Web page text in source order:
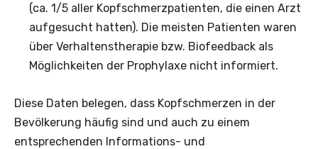
(ca. 1/5 aller Kopfschmerzpatienten, die einen Arzt
aufgesucht hatten). Die meisten Patienten waren
über Verhaltenstherapie bzw. Biofeedback als
Möglichkeiten der Prophylaxe nicht informiert.
Diese Daten belegen, dass Kopfschmerzen in der
Bevölkerung häufig sind und auch zu einem
entsprechenden Informations- und